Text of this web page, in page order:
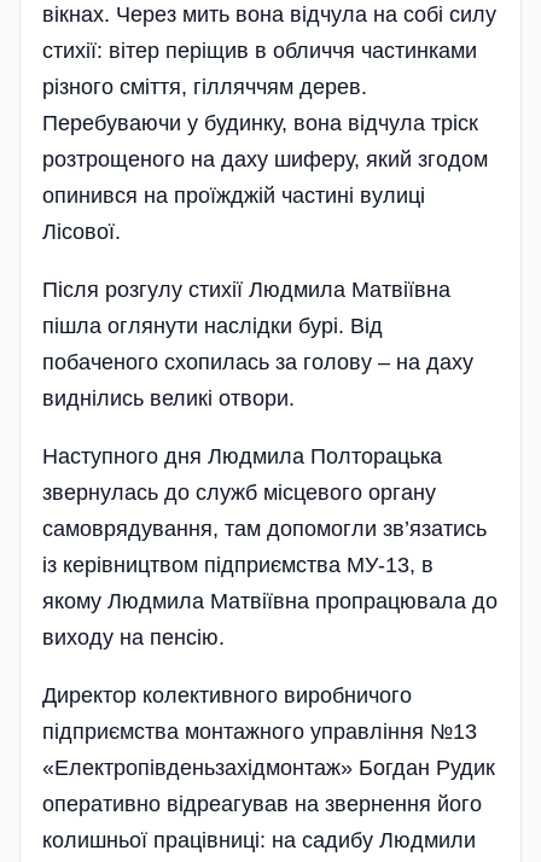
вікнах. Через мить вона відчула на собі силу
стихії: вітер періщив в обличчя частинками
різного сміття, гілляччям дерев.
Перебуваючи у будинку, вона відчула тріск
розтрощеного на даху шиферу, який згодом
опинився на проїжджій частині вулиці
Лісової.
Після розгулу стихії Людмила Матвіївна
пішла оглянути наслідки бурі. Від
побаченого схопилась за голову – на даху
виднілись великі отвори.
Наступного дня Людмила Полторацька
звернулась до служб місцевого органу
самоврядування, там допомогли зв’язатись
із керівництвом підприємства МУ-13, в
якому Людмила Матвіївна пропрацювала до
виходу на пенсію.
Директор колективного виробничого
підприємства монтажного управління №13
«Електропівденьзахідмонтаж» Богдан Рудик
оперативно відреагував на звернення його
колишньої працівниці: на садибу Лю­дмили